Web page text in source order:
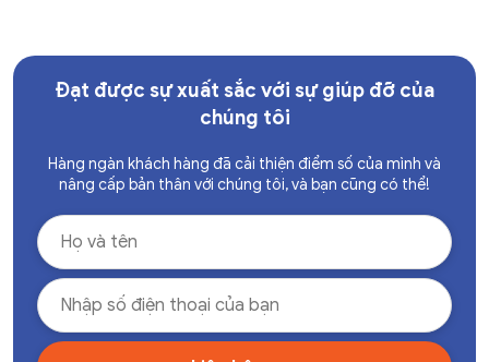
Đạt được sự xuất sắc với sự giúp đỡ của
chúng tôi
Hàng ngàn khách hàng đã cải thiện điểm số của mình và
nâng cấp bản thân với chúng tôi, và bạn cũng có thể!